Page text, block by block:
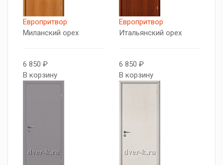
Европритвор
Миланский орех
6 850 ₽
В корзину
Европритвор
Итальянский орех
6 850 ₽
В корзину